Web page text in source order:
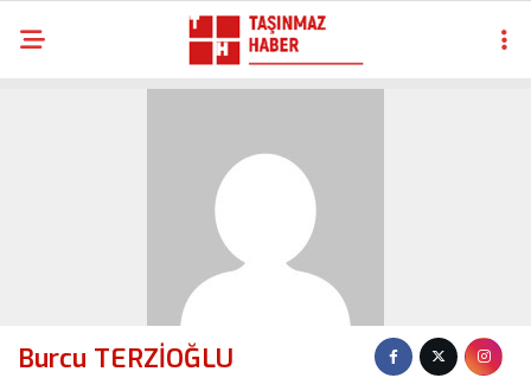
Burcu TERZİOĞLU